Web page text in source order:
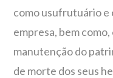
como usufrutuário e
empresa, bem
manutenção do
de morte dos seus